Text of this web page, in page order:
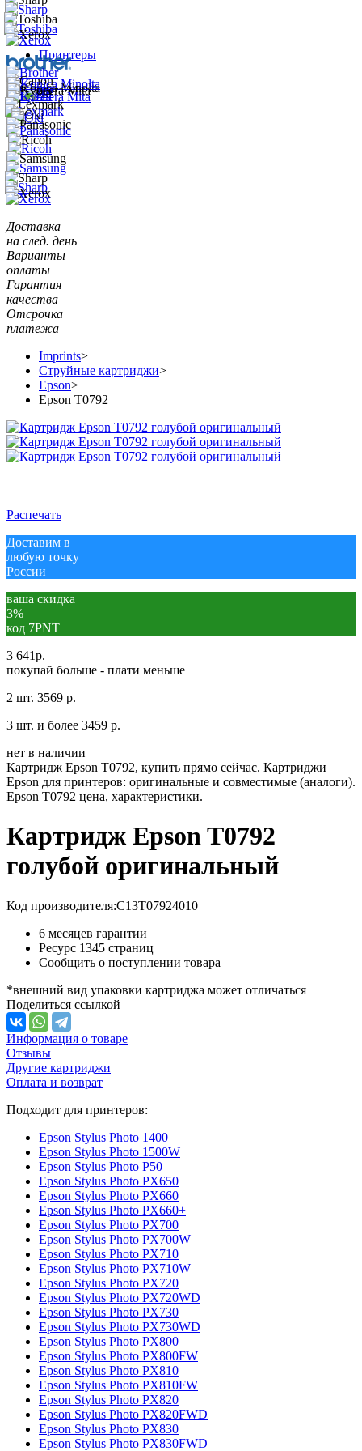
Принтеры
Доставка
на след. день
Варианты
оплаты
Гарантия
качества
Отсрочка
платежа
Imprints>
Струйные картриджи>
Epson>
Epson T0792
Распечать
Доставим в
любую точку
России
ваша скидка
3%
код 7PNT
3 641р.
покупай больше - плати меньше
2 шт. 3569 р.
3 шт. и более 3459 р.
нет в наличии
Картридж Epson T0792, купить прямо сейчас. Картриджи
Epson для принтеров: оригинальные и совместимые (аналоги).
Epson T0792 цена, характеристики.
Картридж Epson T0792
голубой оригинальный
Код производителя:C13T07924010
6 месяцев гарантии
Ресурс 1345 страниц
Сообщить о поступлении товара
*внешний вид упаковки картриджа может отличаться
Поделиться ссылкой
Информация о товаре
Отзывы
Другие картриджи
Оплата и возврат
Подходит для принтеров:
Epson Stylus Photo 1400
Epson Stylus Photo 1500W
Epson Stylus Photo P50
Epson Stylus Photo PX650
Epson Stylus Photo PX660
Epson Stylus Photo PX660+
Epson Stylus Photo PX700
Epson Stylus Photo PX700W
Epson Stylus Photo PX710
Epson Stylus Photo PX710W
Epson Stylus Photo PX720
Epson Stylus Photo PX720WD
Epson Stylus Photo PX730
Epson Stylus Photo PX730WD
Epson Stylus Photo PX800
Epson Stylus Photo PX800FW
Epson Stylus Photo PX810
Epson Stylus Photo PX810FW
Epson Stylus Photo PX820
Epson Stylus Photo PX820FWD
Epson Stylus Photo PX830
Epson Stylus Photo PX830FWD